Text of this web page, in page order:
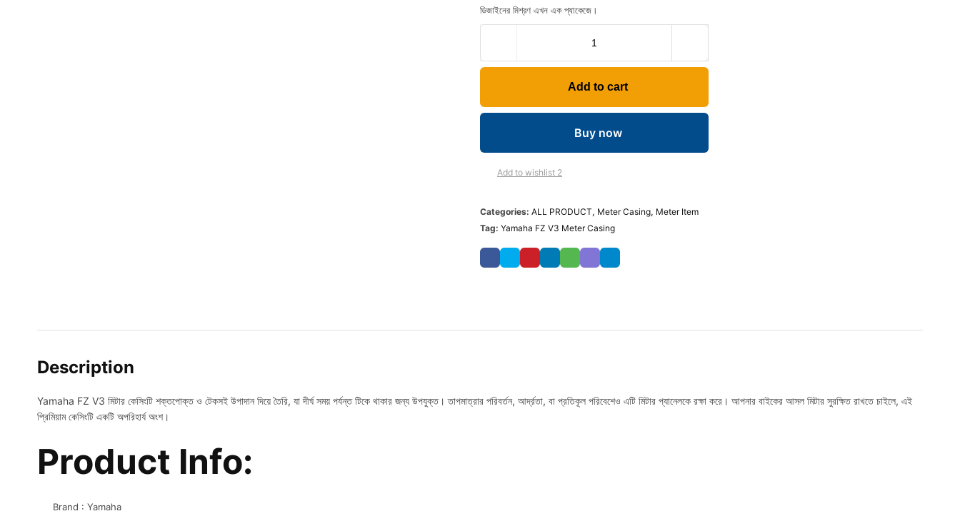
ডিজাইনের মিশ্রণ এখন এক প্যাকেজে।
Add to cart
Buy now
Add to wishlist 2
Categories: ALL PRODUCT, Meter Casing, Meter Item
Tag: Yamaha FZ V3 Meter Casing
Description
Yamaha FZ V3 মিটার কেসিংটি শক্তপোক্ত ও টেকসই উপাদান দিয়ে তৈরি, যা দীর্ঘ সময় পর্যন্ত টিকে থাকার জন্য উপযুক্ত। তাপমাত্রার পরিবর্তন, আর্দ্রতা, বা প্রতিকূল পরিবেশেও এটি মিটার প্যানেলকে রক্ষা করে। আপনার বাইকের আসল মিটার সুরক্ষিত রাখতে চাইলে, এই
প্রিমিয়াম কেসিংটি একটি অপরিহার্য অংশ।
Product Info:
Brand : Yamaha